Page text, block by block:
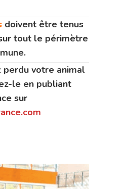
doivent être tenus
tout le périmètre
perdu votre animal
le en publiant
sur